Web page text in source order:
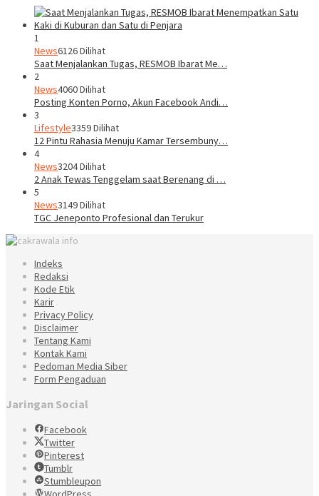
1
News6126 Dilihat
Saat Menjalankan Tugas, RESMOB Ibarat Me…
2
News4060 Dilihat
Posting Konten Porno, Akun Facebook Andi…
3
Lifestyle3359 Dilihat
12 Pintu Rahasia Menuju Kamar Tersembuny…
4
News3204 Dilihat
2 Anak Tewas Tenggelam saat Berenang di …
5
News3149 Dilihat
TGC Jeneponto Profesional dan Terukur
Indeks
Redaksi
Kode Etik
Karir
Privacy Policy
Disclaimer
Tentang Kami
Kontak Kami
Pedoman Media Siber
Form Pengaduan
Jaringan Social
Facebook
Twitter
Pinterest
Tumblr
Stumbleupon